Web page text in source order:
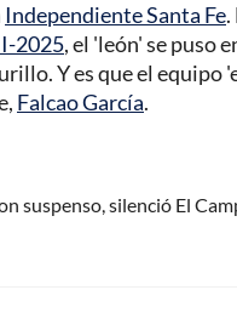
Independiente Santa Fe
2025, el 'león' se puso
Y es que el
Falcao García.
suspenso, silenció El